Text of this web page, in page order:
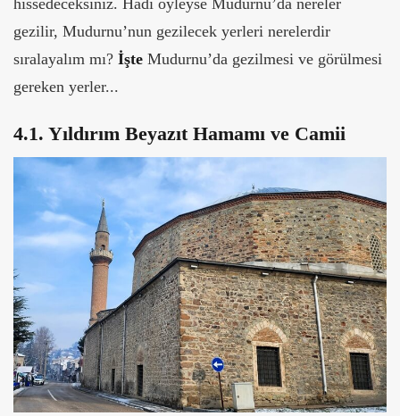
hissedeceksiniz. Hadi öyleyse Mudurnu’da nereler
gezilir, Mudurnu’nun gezilecek yerleri nerelerdir
sıralayalım mı? İşte Mudurnu’da gezilmesi ve görülmesi
gereken yerler...
4.1. Yıldırım Beyazıt Hamamı ve Camii